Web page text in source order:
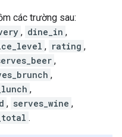
các trường sau:
, dine_in ,
, rating ,
,
,
,
, serves_wine ,
.